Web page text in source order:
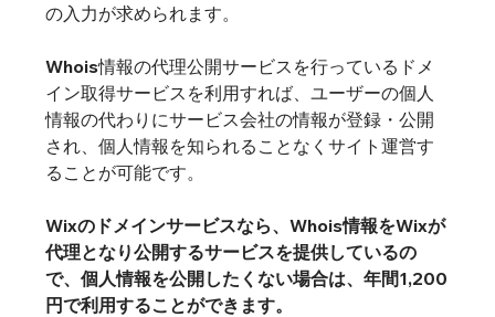
の入力が求められます。
Whois情報の代理公開サービスを行っているドメ
イン取得サービスを利用すれば、ユーザーの個人
情報の代わりにサービス会社の情報が登録・公開
され、個人情報を知られることなくサイト運営す
ることが可能です。
Wixのドメインサービスなら、Whois情報をWixが
代理となり公開するサービスを提供しているの
で、個人情報を公開したくない場合は、年間1,200
円で利用することができます。